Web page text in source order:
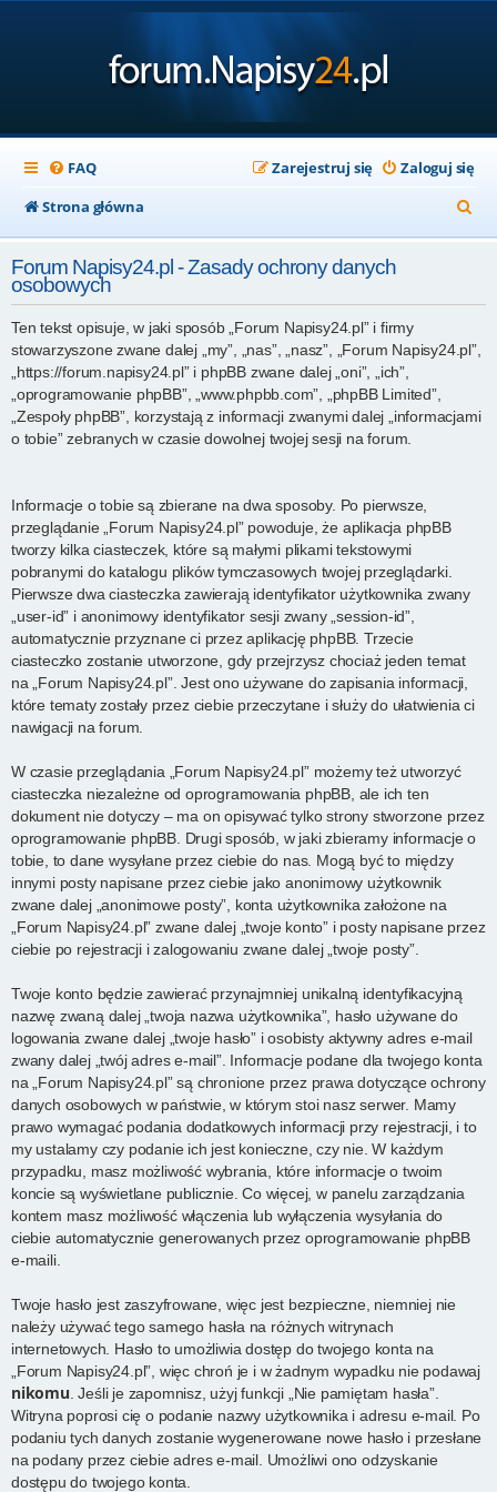
FAQ Zaloguj się
Zarejestruj się
Strona główna
z
k
Forum Napisy24.pl - Zasady ochrony danych
osobowych
Ten tekst opisuje, w jaki sposób „Forum Napisy24.pl” i firmy
stowarzyszone zwane dalej „my”, „nas”, „nasz”, „Forum Napisy24.pl”,
„https://forum.napisy24.pl” i phpBB zwane dalej „oni”, „ich”,
„oprogramowanie phpBB”, „www.phpbb.com”, „phpBB Limited”,
„Zespoły phpBB”, korzystają z informacji zwanymi dalej „informacjami
o tobie” zebranych w czasie dowolnej twojej sesji na forum.
Informacje o tobie są zbierane na dwa sposoby. Po pierwsze,
przeglądanie „Forum Napisy24.pl” powoduje, że aplikacja phpBB
tworzy kilka ciasteczek, które są małymi plikami tekstowymi
pobranymi do katalogu plików tymczasowych twojej przeglądarki.
Pierwsze dwa ciasteczka zawierają identyfikator użytkownika zwany
„user-id” i anonimowy identyfikator sesji zwany „session-id”,
automatycznie przyznane ci przez aplikację phpBB. Trzecie
ciasteczko zostanie utworzone, gdy przejrzysz chociaż jeden temat
na „Forum Napisy24.pl”. Jest ono używane do zapisania informacji,
które tematy zostały przez ciebie przeczytane i służy do ułatwienia ci
nawigacji na forum.
W czasie przeglądania „Forum Napisy24.pl” możemy też utworzyć
ciasteczka niezależne od oprogramowania phpBB, ale ich ten
dokument nie dotyczy – ma on opisywać tylko strony stworzone przez
oprogramowanie phpBB. Drugi sposób, w jaki zbieramy informacje o
tobie, to dane wysyłane przez ciebie do nas. Mogą być to między
innymi posty napisane przez ciebie jako anonimowy użytkownik
zwane dalej „anonimowe posty”, konta użytkownika założone na
„Forum Napisy24.pl” zwane dalej „twoje konto” i posty napisane przez
ciebie po rejestracji i zalogowaniu zwane dalej „twoje posty”.
Twoje konto będzie zawierać przynajmniej unikalną identyfikacyjną
nazwę zwaną dalej „twoja nazwa użytkownika”, hasło używane do
logowania zwane dalej „twoje hasło” i osobisty aktywny adres e-mail
zwany dalej „twój adres e-mail”. Informacje podane dla twojego konta
na „Forum Napisy24.pl” są chronione przez prawa dotyczące ochrony
danych osobowych w państwie, w którym stoi nasz serwer. Mamy
prawo wymagać podania dodatkowych informacji przy rejestracji, i to
my ustalamy czy podanie ich jest konieczne, czy nie. W każdym
przypadku, masz możliwość wybrania, które informacje o twoim
koncie są wyświetlane publicznie. Co więcej, w panelu zarządzania
kontem masz możliwość włączenia lub wyłączenia wysyłania do
ciebie automatycznie generowanych przez oprogramowanie phpBB
e-maili.
Twoje hasło jest zaszyfrowane, więc jest bezpieczne, niemniej nie
należy używać tego samego hasła na różnych witrynach
internetowych. Hasło to umożliwia dostęp do twojego konta na
„Forum Napisy24.pl”, więc chroń je i w żadnym wypadku nie podawaj
nikomu . Jeśli je zapomnisz, użyj funkcji „Nie pamiętam hasła”.
Witryna poprosi cię o podanie nazwy użytkownika i adresu e-mail. Po
podaniu tych danych zostanie wygenerowane nowe hasło i przesłane
na podany przez ciebie adres e-mail. Umożliwi ono odzyskanie
dostępu do twojego konta.